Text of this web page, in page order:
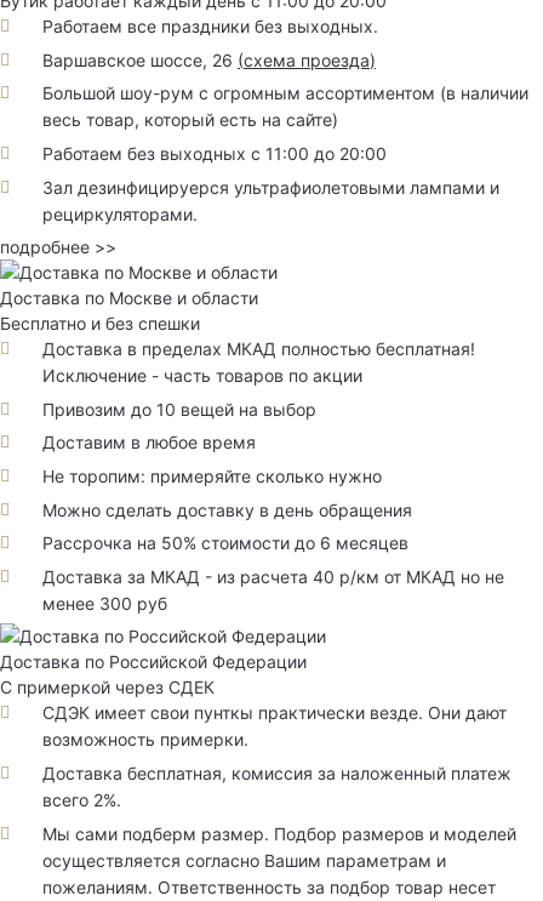
Работаем все праздники без выходных.
Варшавское шоссе, 26 (схема проезда)
Большой шоу-рум с огромным ассортиментом (в наличии
весь товар, который есть на сайте)
Работаем без выходных с 11:00 до 20:00
Зал дезинфицируерся ультрафиолетовыми лампами и
рециркуляторами.
подробнее >>
Доставка по Москве и области
Бесплатно и без спешки
Доставка в пределах МКАД полностью бесплатная!
Исключение - часть товаров по акции
Привозим до 10 вещей на выбор
Доставим в любое время
Не торопим: примеряйте сколько нужно
Можно сделать доставку в день обращения
Рассрочка на 50% стоимости до 6 месяцев
Доставка за МКАД - из расчета 40 р/км от МКАД но не
менее 300 руб
Доставка по Российской Федерации
С примеркой через СДЕК
СДЭК имеет свои пунткы практически везде. Они дают
возможность примерки.
Доставка бесплатная, комиссия за наложенный платеж
всего 2%.
Мы сами подберм размер. Подбор размеров и моделей
осуществляется согласно Вашим параметрам и
пожеланиям. Ответственность за подбор товар несет